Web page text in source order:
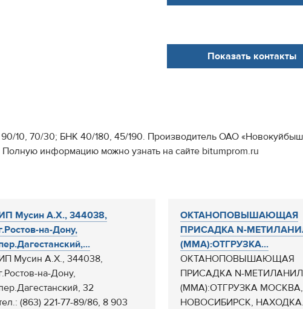
Показать контакты
10, 70/30; БНК 40/180, 45/190. Производитель ОАО
информацию можно узнать на сайте bitumprom.ru
Мусин А.Х., 344038,
на-Дону,
Мусин А.Х., 344038,
на-Дону,
32
(863) 221-77-89/86, 8 903
ОКТАНОПОВЫШАЮЩАЯ
ПРИСАДКА N-
(ММА):ОТГРУЗКА...
ОКТАНОПОВЫШАЮЩАЯ
ПРИСАДКА N-
(ММА):ОТГРУЗКА МОСКВА,
НОВОСИБИРСК, НАХОДКА.